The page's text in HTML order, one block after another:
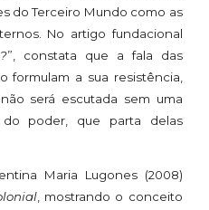
do Terceiro Mundo como as
No artigo fundacional
”, constata que a fala das
formulam a sua resistência,
será escutada sem uma
poder, que parta delas
Maria Lugones (2008)
, mostrando o conceito